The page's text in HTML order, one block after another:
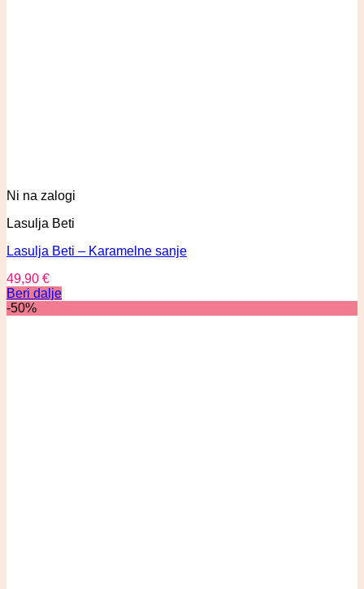
Ni na zalogi
Lasulja Beti
Lasulja Beti – Karamelne sanje
49,90 €
Beri dalje
-50%